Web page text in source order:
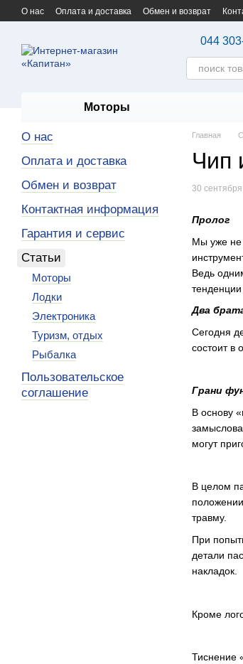
Перейти к основному контенту
О нас Оплата и доставка Обмен и возврат
044
Моторы
Главная
Чип
30
Пролог
Мы уже не
Ведь
Два
Сегодня
состоит в
Грани
В основу
могут
В целом
травму.
При
детали
накладок.
Кроме
Тиснение
О нас
Оплата и доставка
Обмен и возврат
Контактная информация
Гарантия и сервис
Статьи
Моторы
Лодки
Электроника
Туризм, отдых
Рыбалка
Пользовательское
соглашение